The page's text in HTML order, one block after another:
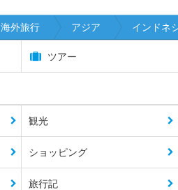
海外旅行 アジア インドネ
ツアー
観光
ショッピング
旅行記